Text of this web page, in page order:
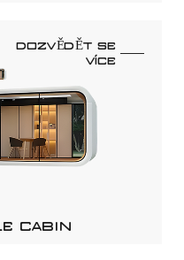
CABIN
DOZVĚDĚT SE
VÍCE